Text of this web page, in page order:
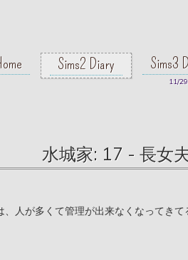
Sims2 Diary Sims3
11/29
水城家: 17 - 長女
、人が多くて管理が出来なくなってき